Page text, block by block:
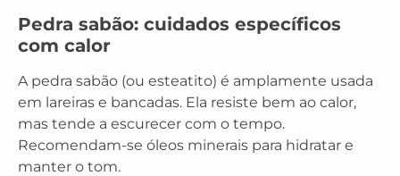
Pedra sabão: cuidados específicos
com calor
A pedra sabão (ou esteatito) é amplamente usada
em lareiras e bancadas. Ela resiste bem ao calor,
mas tende a escurecer com o tempo.
Recomendam-se óleos minerais para hidratar e
manter o tom.